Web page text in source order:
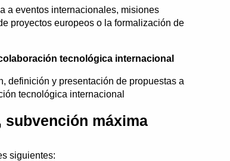
a eventos internacionales, misiones
proyectos europeos o la formalización de
tecnológica internacional
definición y presentación de propuestas a
tecnológica internacional
máxima
siguientes: